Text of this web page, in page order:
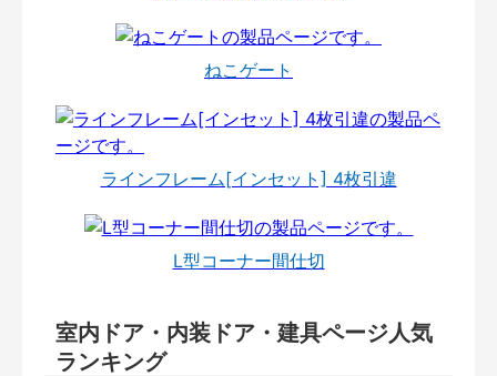
ねこゲート
ラインフレーム[インセット] 4枚引違
L型コーナー間仕切
室内ドア・内装ドア・建具ページ人気
ランキング